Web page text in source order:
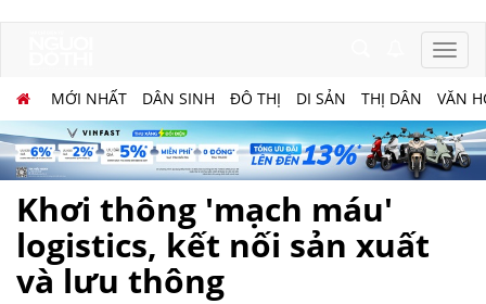
MỚI NHẤT DÂN SINH ĐÔ THỊ DI SẢN THỊ DÂN VĂN
Khơi thông 'mạch máu'
logistics, kết nối sản xuất
và lưu thông